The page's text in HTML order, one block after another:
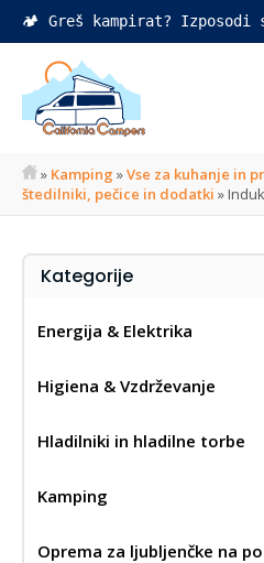
🏕️ Greš kampirat?
» Kamping »Vse za kuhanje in
štedilniki, pečice in dodatki »
Kategorije
Energija & Elektrika
Higiena & Vzdrževanje
Hladilniki in hladilne torbe
Kamping
Oprema za ljubljenčke na